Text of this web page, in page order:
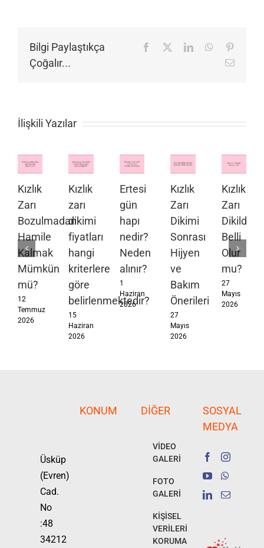
Bilgi Paylaştıkça
Çoğalır...
Facebook LinkedInWhatsApp
E-
İlişkili Yazılar
Kızlık
Zarı
Bozulmadan
Hamile
Kalmak
Mümkün
mü?
12
Temmuz
2026
Kızlık
zarı
dikimi
fiyatları
hangi
kriterlere
göre
belirlenmektedir?
15
Haziran
2026
Ertesi
gün
hapı
nedir?
Neden
alınır?
1
Haziran
2026
Kızlık
Zarı
Dikimi
Sonrası
Hijyen
ve
Bakım
Önerileri
27
Mayıs
2026
Kızlık
Zarı
Dikildiği
Belli
Olur
mu?
27
Mayıs
2026
Üsküp
(Evren)
Cad.
No
:48
34212
KONUM DIĞER
VİDEO
GALERİ
FOTO
GALERİ
KİŞİSEL
VERİLERİ
KORUMA
SOSYAL
MEDYA